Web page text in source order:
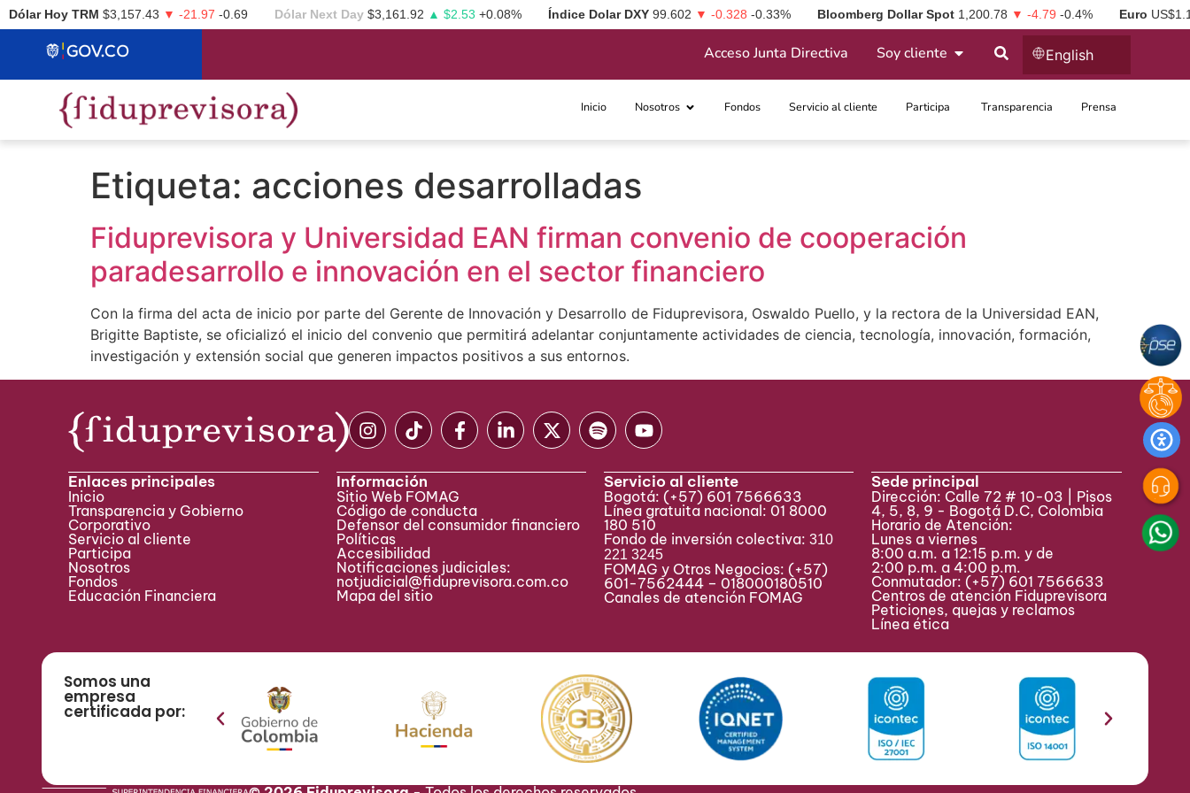
Dólar Hoy TRM $3,157.43 ▼ -21.97 -0.69 Dólar Next Day $3,161.92 ▲ $2.53 +0.08% Índice Dolar DXY 99.602 ▼ -0.328 -0.33% Bloomberg Dollar Spot 1,200.78 ▼ -4.79 -0.4% Euro
Acceso Junta Directiva Soy cliente English
Inicio Nosotros Fondos Servicio al cliente Participa ​ Transparencia Prensa
Etiqueta: acciones desarrolladas
Fiduprevisora y Universidad EAN firman convenio de cooperación
paradesarrollo e innovación en el sector financiero
Con la firma del acta de inicio por parte del Gerente de Innovación y Desarrollo de Fiduprevisora, Oswaldo Puello, y la rectora de la Universidad EAN,
Brigitte Baptiste, se oficializó el inicio del convenio que permitirá adelantar conjuntamente actividades de ciencia, tecnología, innovación, formación,
investigación y extensión social que generen impactos positivos a sus entornos.
Enlaces principales
Inicio
Transparencia y Gobierno
Corporativo
Servicio al cliente
Participa ​
Nosotros
Fondos
Educación Financiera
Información
Sitio Web FOMAG
Código de conducta
Defensor del consumidor financiero
Políticas
Accesibilidad
Notificaciones judiciales:
notjudicial@fiduprevisora.com.co
Mapa del sitio
Servicio al cliente
Bogotá: (+57) 601 7566633
Línea gratuita nacional: 01 8000
180 510
Fondo de inversión colectiva: 310
221 3245
FOMAG y Otros Negocios: (+57)
601-7562444 – 018000180510
Canales de atención FOMAG
Sede principal
Dirección: Calle 72 # 10-03 | Pisos
4, 5, 8, 9 - Bogotá D.C, Colombia
Horario de Atención:
Lunes a viernes
8:00 a.m. a 12:15 p.m. y de
2:00 p.m. a 4:00 p.m.
Conmutador: (+57) 601 7566633
Centros de atención Fiduprevisora
Peticiones, quejas y reclamos
Línea ética
Somos una
empresa
certificada por: